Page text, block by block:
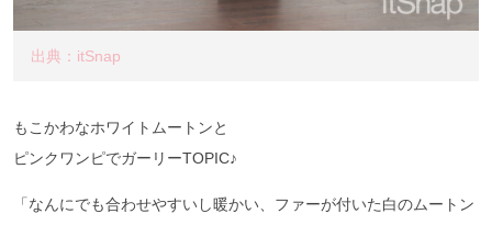
出典：itSnap
もこかわなホワイトムートンと
ピンクワンピでガーリーTOPIC♪
「なんにでも合わせやすいし暖かい、ファーが付いた白のムートン